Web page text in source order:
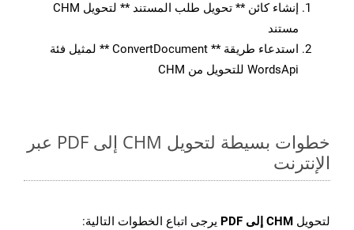
إنشاء كائن ** تحويل طلب المستند ** لتحويل CHM
مستند
استدعاء طريقة ** ConvertDocument ** لمثيل فئة
WordsApi للتحويل من CHM
خطوات بسيطة لتحويل CHM إلى PDF عبر
الإنترنت
لتحويل CHM إلى PDF يرجى اتباع الخطوات التالية: